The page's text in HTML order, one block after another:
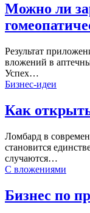
Можно ли
Результат
вложений в
Успех…
Бизнес-идеи
Как
Ломбард в
становится
случаются…
С вложениями
Бизнес по